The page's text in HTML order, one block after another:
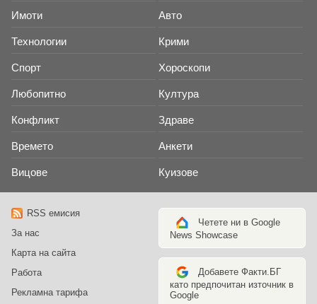
Имоти Авто
Технологии Крими
Спорт Хороскопи
Любопитно Култура
Конфликт Здраве
Времето Анкети
Вицове Куизове
RSS емисия
За нас
Карта на сайта
Работа
Рекламна тарифа
Четете ни в Google
News Showcase
Добавете Факти.БГ
като предпочитан източник в
Google